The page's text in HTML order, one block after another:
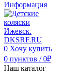
Информация
0 Хочу купить
0 пунктов / 0₽
Наш каталог